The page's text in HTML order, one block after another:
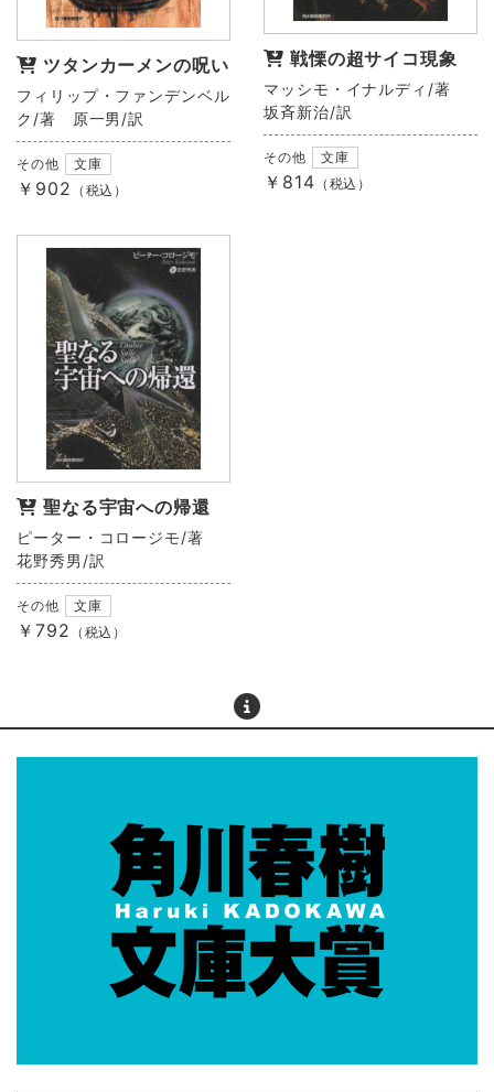
ツタンカーメンの呪い
フィリップ・ファンデンベル
ク/著 原一男/訳
その他 文庫
￥902 （税込）
戦慄の超サイコ現象
マッシモ・イナルディ/著
坂斉新治/訳
その他 文庫
￥814 （税込）
聖なる宇宙への帰還
ピーター・コロージモ/著
花野秀男/訳
その他 文庫
￥792 （税込）